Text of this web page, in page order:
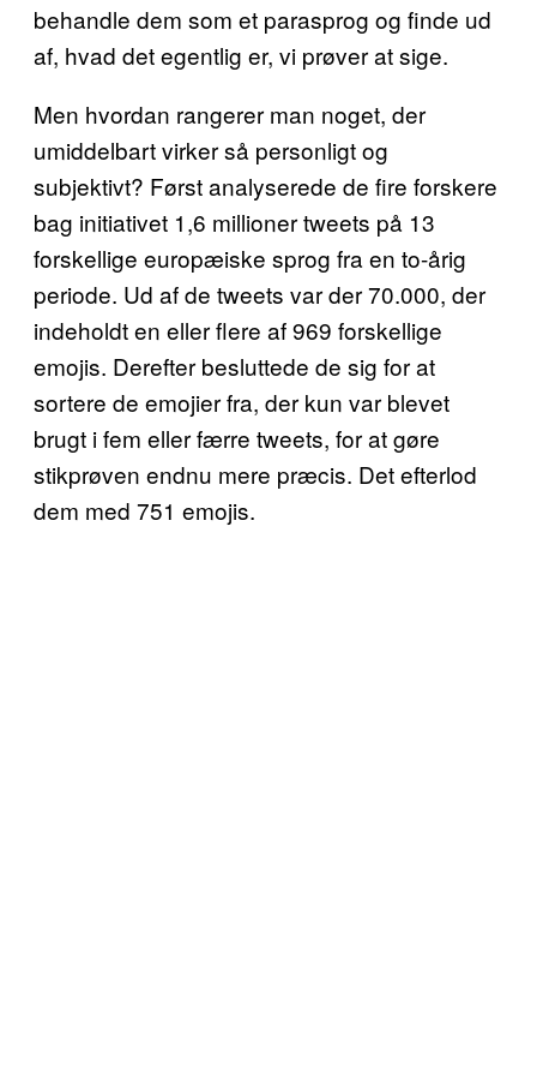
behandle dem som et parasprog og finde ud
af, hvad det egentlig er, vi prøver at sige.
Men hvordan rangerer man noget, der
umiddelbart virker så personligt og
subjektivt? Først analyserede de fire forskere
bag initiativet 1,6 millioner tweets på 13
forskellige europæiske sprog fra en to-årig
periode. Ud af de tweets var der 70.000, der
indeholdt en eller flere af 969 forskellige
emojis. Derefter besluttede de sig for at
sortere de emojier fra, der kun var blevet
brugt i fem eller færre tweets, for at gøre
stikprøven endnu mere præcis. Det efterlod
dem med 751 emojis.